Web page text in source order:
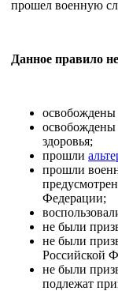
прошел военную
Данное правило
освобождены
освобождены
здоровья;
прошли
прошли
Федерации;
не были
не были
Российской
не были
подлежат